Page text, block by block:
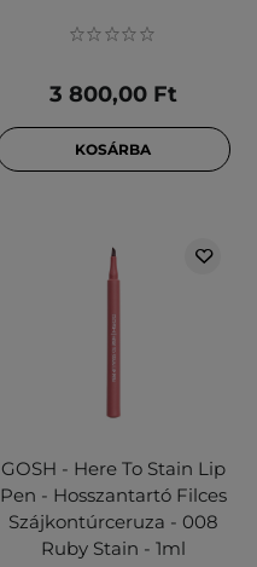
3 800,00 Ft
KOSÁRBA
GOSH - Here To Stain Lip
Pen - Hosszantartó Filces
Szájkontúrceruza - 008
Ruby Stain - 1ml